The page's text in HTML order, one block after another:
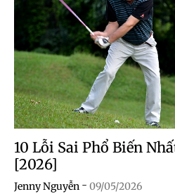
10 Lỗi Sai Phổ Biến
[2026]
Jenny Nguyễn - 09/05/2026